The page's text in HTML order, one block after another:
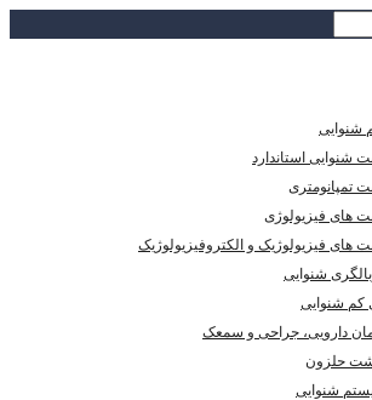
شنوایی استاندارد
تمپانومتری
های فیزیولوژی
های فیزیولوژیک و الکتروفیزیولوژیک
شنوایی
کم شنوایی
دارویی، جراحی و سمعک
حلزون
شنوایی